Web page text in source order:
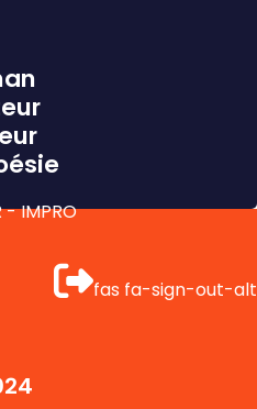
- IMPRO
fas fa-sign-out-alt